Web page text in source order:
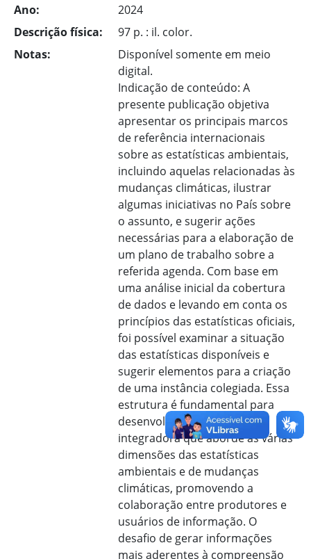
Ano:
2024
Descrição física:
97 p. : il. color.
Notas:
Disponível somente em meio
digital.
Indicação de conteúdo: A
presente publicação objetiva
apresentar os principais marcos
de referência internacionais
sobre as estatísticas ambientais,
incluindo aquelas relacionadas às
mudanças climáticas, ilustrar
algumas iniciativas no País sobre
o assunto, e sugerir ações
necessárias para a elaboração de
um plano de trabalho sobre a
referida agenda. Com base em
uma análise inicial da cobertura
de dados e levando em conta os
princípios das estatísticas oficiais,
foi possível examinar a situação
das estatísticas disponíveis e
sugerir elementos para a criação
de uma instância colegiada. Essa
estrutura é fundamental para
desenvolver uma agenda
integradora que aborde as várias
dimensões das estatísticas
ambientais e de mudanças
climáticas, promovendo a
colaboração entre produtores e
usuários de informação. O
desafio de gerar informações
mais aderentes à compreensão